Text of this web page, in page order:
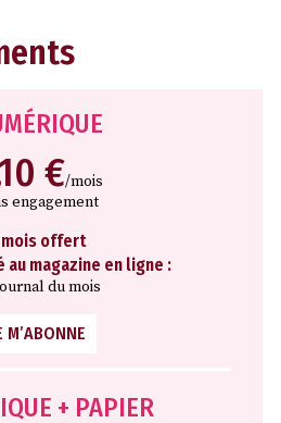
€/mois
engagement
mois offert
magazine en ligne :
du mois
M’ABONNE
+ PAPIER